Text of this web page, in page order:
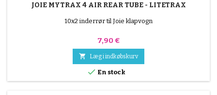
JOIE MYTRAX 4 AIR REAR TUBE - LITETRAX
10x2 inderrør til Joie klapvogn
Pris
7,90 €
 Læg i indkøbskurv
 En stock